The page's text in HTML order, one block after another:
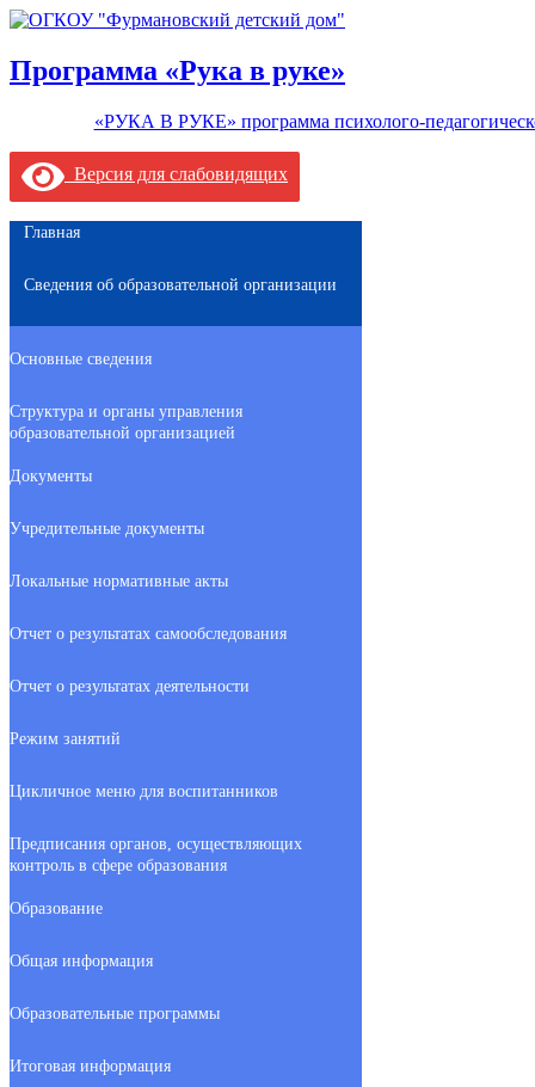
Программа «Рука в руке»
«РУКА В РУКЕ» программа психолого-
Версия для слабовидящих
Главная
Сведения об образовательной организации
Основные сведения
Структура и органы управления
образовательной организацией
Документы
Учредительные документы
Локальные нормативные акты
Отчет о результатах самообследования
Отчет о результатах деятельности
Режим занятий
Цикличное меню для воспитанников
Предписания органов, осуществляющих
контроль в сфере образования
Образование
Общая информация
Образовательные программы
Итоговая информация